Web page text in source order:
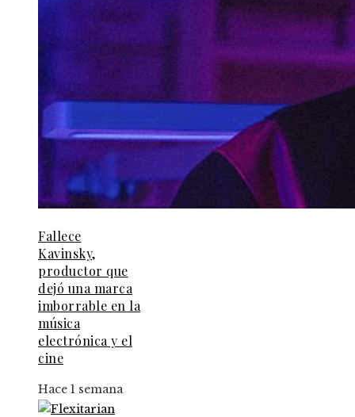
Fallece
Kavinsky,
productor que
dejó una marca
imborrable en la
música
electrónica y el
cine
Hace 1 semana